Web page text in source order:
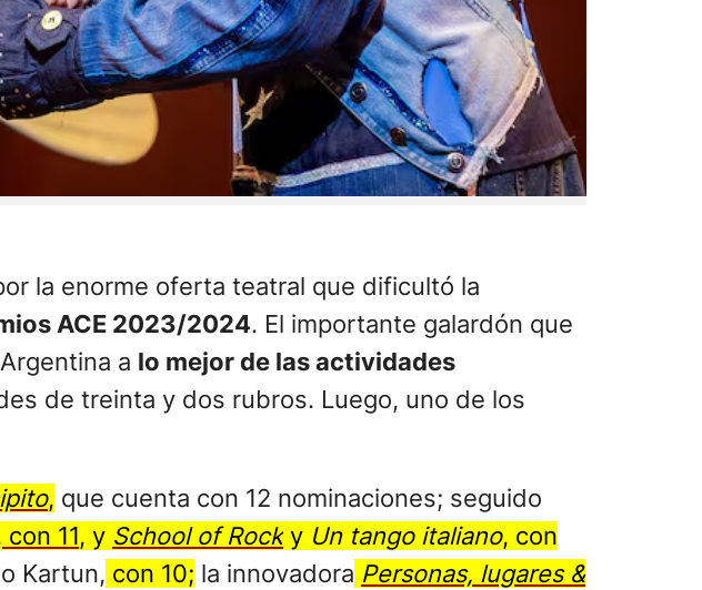
la enorme oferta teatral que dificultó la
ACE 2023/2024. El importante galardón que
a lo mejor de las actividades
de treinta y dos rubros. Luego, uno de los
, que cuenta con 12 nominaciones; seguido
con 11, y School of Rock y Un tango italiano, con
Kartun, con 10; la innovadora Personas, lugares &